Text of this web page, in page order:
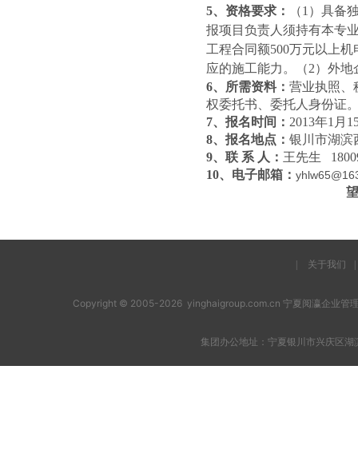
5、资格要求： （1 ）具备
报项目负责人须持有本专
工程合同额500万元以上机
应的施工能力。（2）外地
6、所需资料： 营业执照、
权委托书、委托人身份证
7、报名时间： 2013年1 月
8、报名地点： 银川市湖滨
9、联 系 人： 王先生
10、电子邮箱：
关于我们
Copyright © 2005-2026 yinghaigroup.com.cn 宁夏阅瀛企业管
集团办公地址：宁夏银川市兴庆区